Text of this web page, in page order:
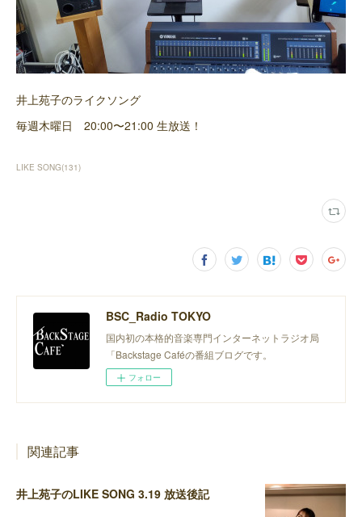
井上苑子のライクソング
毎週木曜日 20:00〜21:00 生放送！
LIKE SONG(131)
BSC_Radio TOKYO
国内初の本格的音楽専門インターネットラジオ局
「Backstage Caféの番組ブログです。
フォロー
関連記事
井上苑子のLIKE SONG 3.19 放送後記